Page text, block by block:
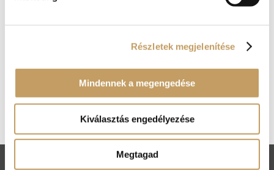
Részletek megjelenítése
Mindennek a megengedése
Kiválasztás engedélyezése
Megtagad
Nincsenek termékek a kosárban.
Adatkezelési tájékoztató